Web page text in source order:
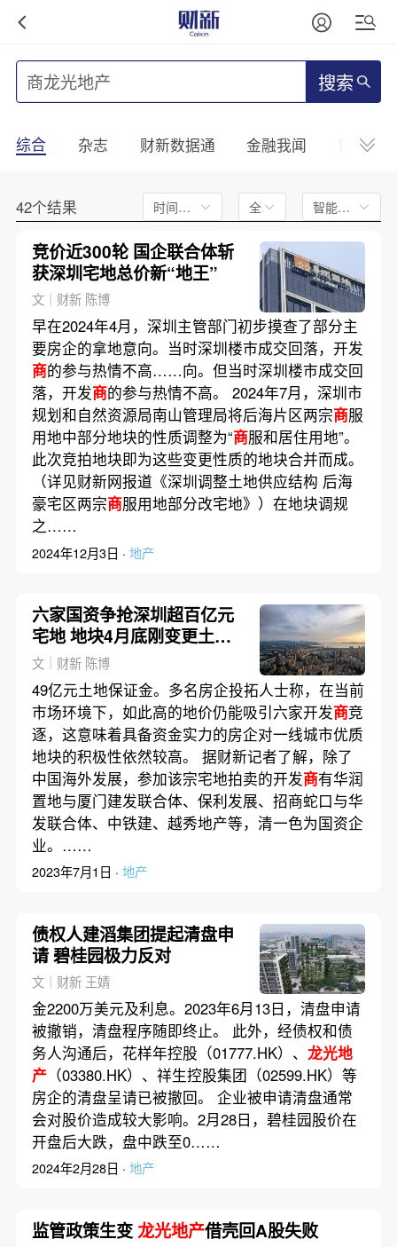
搜索
综合 杂志 财新数据通 金融我闻 财新
42个结果 时间不限 全文 智能排序
竞价近300轮 国企联合体斩
获深圳宅地总价新“地王”
文｜财新 陈博
早在2024年4月，深圳主管部门初步摸查了部分主
要房企的拿地意向。当时深圳楼市成交回落，开发
商的参与热情不高……向。但当时深圳楼市成交回
落，开发商的参与热情不高。 2024年7月，深圳市
规划和自然资源局南山管理局将后海片区两宗商服
用地中部分地块的性质调整为“商服和居住用地”。
此次竞拍地块即为这些变更性质的地块合并而成。
（详见财新网报道《深圳调整土地供应结构 后海
豪宅区两宗商服用地部分改宅地》）在地块调规
之……
2024年12月3日 · 地产
六家国资争抢深圳超百亿元
宅地 地块4月底刚变更土地
性质
文｜财新 陈博
49亿元土地保证金。多名房企投拓人士称，在当前
市场环境下，如此高的地价仍能吸引六家开发商竞
逐，这意味着具备资金实力的房企对一线城市优质
地块的积极性依然较高。 据财新记者了解，除了
中国海外发展，参加该宗宅地拍卖的开发商有华润
置地与厦门建发联合体、保利发展、招商蛇口与华
发联合体、中铁建、越秀地产等，清一色为国资企
业。……
2023年7月1日 · 地产
债权人建滔集团提起清盘申
请 碧桂园极力反对
文｜财新 王婧
金2200万美元及利息。2023年6月13日，清盘申请
被撤销，清盘程序随即终止。 此外，经债权和债
务人沟通后，花样年控股（01777.HK）、 龙光地
产（03380.HK）、祥生控股集团（02599.HK）等
房企的清盘呈请已被撤回。 企业被申请清盘通常
会对股价造成较大影响。2月28日，碧桂园股价在
开盘后大跌，盘中跌至0……
2024年2月28日 · 地产
监管政策生变龙光地产借壳回A股失败